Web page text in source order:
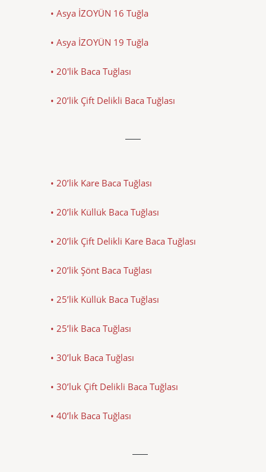
• Asya İZOYÜN 16 Tuğla
• Asya İZOYÜN 19 Tuğla
• 20'lik Baca Tuğlası
• 20’lik Çift Delikli Baca Tuğlası
• 20’lik Kare Baca Tuğlası
• 20’lik Küllük Baca Tuğlası
• 20’lik Çift Delikli Kare Baca Tuğlası
• 20’lik Şönt Baca Tuğlası
• 25’lik Küllük Baca Tuğlası
• 25’lik Baca Tuğlası
• 30’luk Baca Tuğlası
• 30’luk Çift Delikli Baca Tuğlası
• 40’lık Baca Tuğlası